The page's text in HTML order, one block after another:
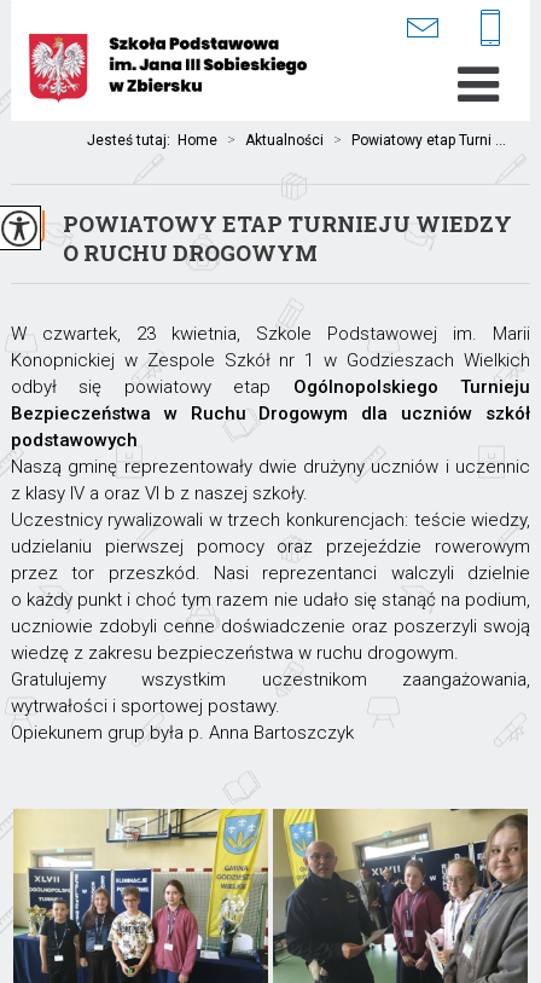
Jesteś tutaj: Home > Aktualności > Powiatowy etap Turni ...
POWIATOWY ETAP TURNIEJU WIEDZY
O RUCHU DROGOWYM
W czwartek, 23 kwietnia, Szkole Podstawowej im. Marii
Konopnickiej w Zespole Szkół nr 1 w Godzieszach Wielkich
odbył się powiatowy etap Ogólnopolskiego Turnieju
Bezpieczeństwa w Ruchu Drogowym dla uczniów szkół
podstawowych
Naszą gminę reprezentowały dwie drużyny uczniów i uczennic
z klasy IV a oraz VI b z naszej szkoły.
Uczestnicy rywalizowali w trzech konkurencjach: teście wiedzy,
udzielaniu pierwszej pomocy oraz przejeździe rowerowym
przez tor przeszkód. Nasi reprezentanci walczyli dzielnie
o każdy punkt i choć tym razem nie udało się stanąć na podium,
uczniowie zdobyli cenne doświadczenie oraz poszerzyli swoją
wiedzę z zakresu bezpieczeństwa w ruchu drogowym.
Gratulujemy wszystkim uczestnikom zaangażowania,
wytrwałości i sportowej postawy.
Opiekunem grup była p. Anna Bartoszczyk